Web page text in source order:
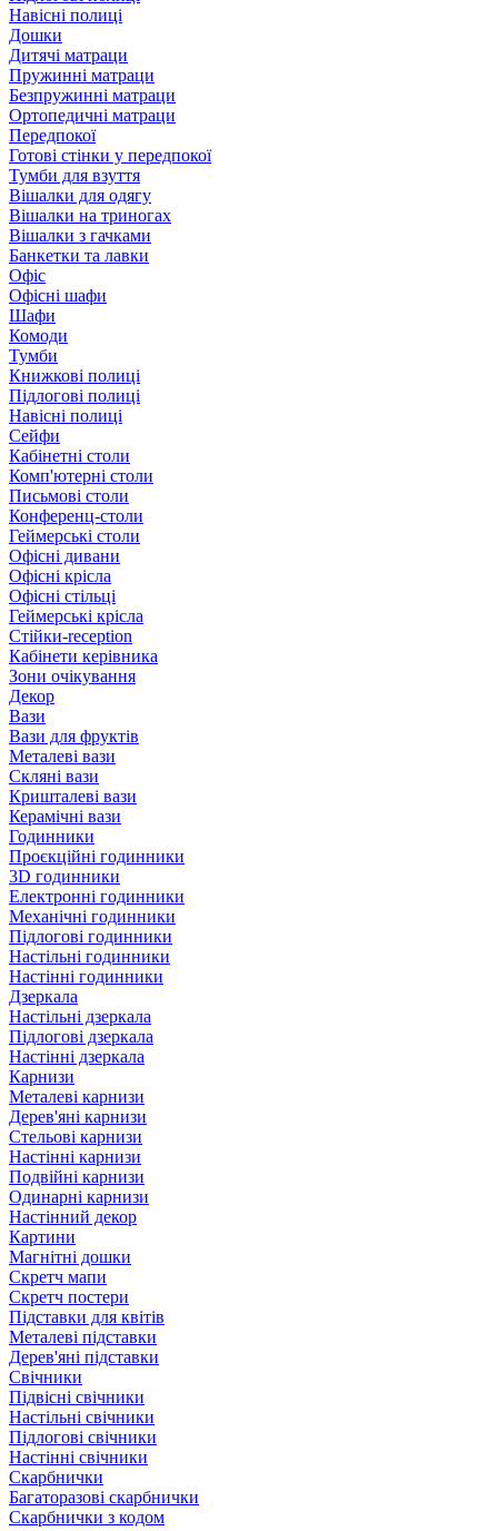
Навісні полиці
Дошки
Дитячі матраци
Пружинні матраци
Безпружинні матраци
Ортопедичні матраци
Передпокої
Готові стінки у передпокої
Тумби для взуття
Вішалки для одягу
Вішалки на триногах
Вішалки з гачками
Банкетки та лавки
Офіс
Офісні шафи
Шафи
Комоди
Тумби
Книжкові полиці
Підлогові полиці
Навісні полиці
Сейфи
Кабінетні столи
Комп'ютерні столи
Письмові столи
Конференц-столи
Геймерські столи
Офісні дивани
Офісні крісла
Офісні стільці
Геймерські крісла
Стійки-reception
Кабінети керівника
Зони очікування
Декор
Вази
Вази для фруктів
Металеві вази
Скляні вази
Кришталеві вази
Керамічні вази
Годинники
Проєкційні годинники
3D годинники
Електронні годинники
Механічні годинники
Підлогові годинники
Настільні годинники
Настінні годинники
Дзеркала
Настільні дзеркала
Підлогові дзеркала
Настінні дзеркала
Карнизи
Металеві карнизи
Дерев'яні карнизи
Стельові карнизи
Настінні карнизи
Подвійні карнизи
Одинарні карнизи
Настінний декор
Картини
Магнітні дошки
Скретч мапи
Скретч постери
Підставки для квітів
Металеві підставки
Дерев'яні підставки
Свічники
Підвісні свічники
Настільні свічники
Підлогові свічники
Настінні свічники
Скарбнички
Багаторазові скарбнички
Скарбнички з кодом